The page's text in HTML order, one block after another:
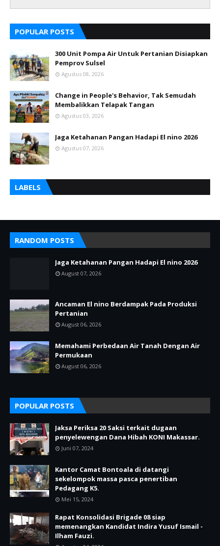
POPULAR POSTS
300 Unit Pompa Air Untuk Pertanian Disiapkan
Pemprov Sulsel
Agustus 08, 2026
Change in People's Behavior, Tak Semudah
Membalikkan Telapak Tangan
Agustus 03, 2026
Jaga Ketahanan Pangan Hadapi El nino 2026
Agustus 07, 2026
LABELS
RANDOM POSTS
Jaga Ketahanan Pangan Hadapi El nino 2026
August 07, 2026
Ancaman El nino Berdampak Pada Produksi
Pertanian
August 06, 2026
Memahami Perbedaan Air Tanah Dengan Air
Permukaan
August 06, 2026
POPULAR POSTS
Jaksa Periksa 20 Saksi terkait dugaan
penyelewengan Dana Hibah KONI Makassar.
Juni 07, 2024
Kantor Camat Bontoala di datangi
sekelompok massa pasca penertiban
Pedagang K5.
Mei 15, 2024
Rapat Konsolidasi Brigade 08 siap
memenangkan Kandidat Indira Yusuf Ismail -
Ilham Fauzi.